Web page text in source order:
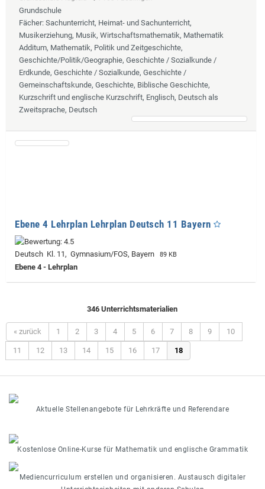
Grundschule
Fächer: Sachunterricht, Heimat- und Sachunterricht,
Musikerziehung, Musik, Wirtschaftsmathematik, Mathematik
Additum, Mathematik, Politik und Zeitgeschichte,
Geschichte/Politik/Geographie, Geschichte / Sozialkunde /
Erdkunde, Geschichte / Sozialkunde, Geschichte /
Gemeinschaftskunde, Geschichte, Biblische Geschichte,
Kurzschrift und englische Kurzschrift, Englisch, Deutsch als
Zweitsprache, Deutsch
Ebene 4 Lehrplan Lehrplan Deutsch 11 Bayern
Deutsch Kl. 11, Gymnasium/FOS, Bayern 89 KB
Ebene 4 - Lehrplan
346 Unterrichtsmaterialien
« zurück 1 2 3 4 5 6 7 8 9 10
11 12 13 14 15 16 17 18
Aktuelle Stellenangebote für Lehrkräfte und Referendare
Kostenlose Online-Kurse für Mathematik und englische Grammatik
Mediencurriculum erstellen und organisieren. Austausch digitaler